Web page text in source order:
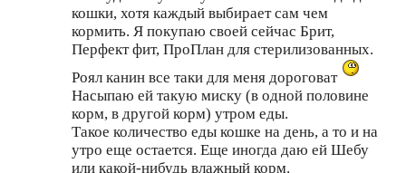
кошки, хотя каждый выбирает сам чем
кормить. Я покупаю своей сейчас Брит,
Перфект фит, ПроПлан для стерилизованных.
Роял канин все таки для меня дороговат
Насыпаю ей такую миску (в одной половине
корм, в другой корм) утром еды.
Такое количество еды кошке на день, а то и на
утро еще остается. Еще иногда даю ей Шебу
или какой-нибудь влажный корм.